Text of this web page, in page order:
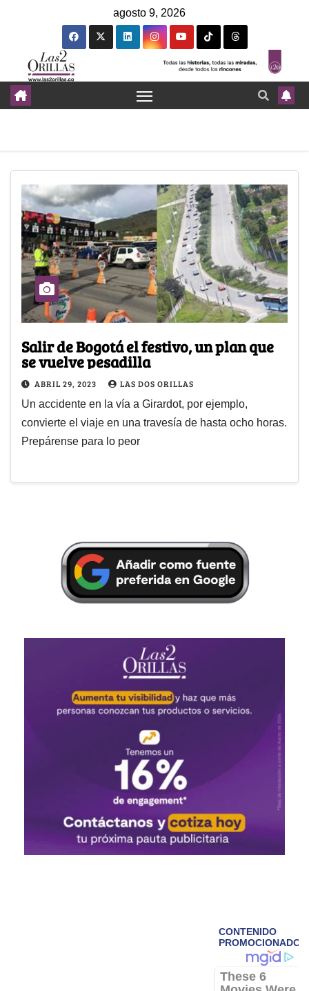
agosto 9, 2026
Salir de Bogotá el festivo, un plan que
se vuelve pesadilla
ABRIL 29, 2023 LAS DOS ORILLAS
Un accidente en la vía a Girardot, por ejemplo,
convierte el viaje en una travesía de hasta ocho horas.
Prepárense para lo peor